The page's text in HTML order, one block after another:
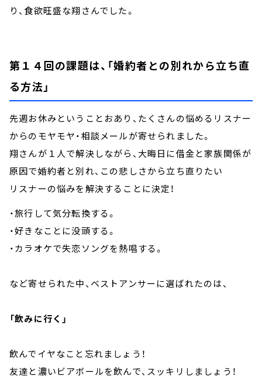
り、食欲旺盛な翔さんでした。
第１４回の課題は、「婚約者との別れから立ち直
る方法」
先週お休みということおあり、たくさんの悩めるリスナー
からのモヤモヤ・相談メールが寄せられました。
翔さんが１人で解決しながら、大晦日に借金と家族関係が
原因で婚約者と別れ、この悲しさから立ち直りたい
リスナーの悩みを解決することに決定！
・旅行して気分転換する。
・好きなことに没頭する。
・カラオケで失恋ソングを熱唱する。
など寄せられた中、ベストアンサーに選ばれたのは、
「飲みに行く」
飲んでイヤなこと忘れましょう！
友達と濃いビアボールを飲んで、スッキリしましょう！